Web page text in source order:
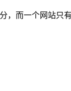
，而一个网站只